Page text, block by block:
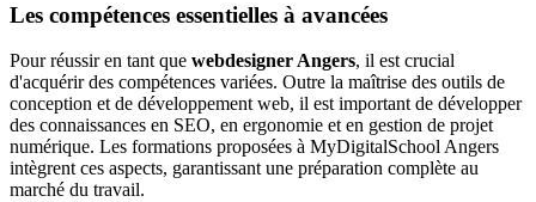
Les compétences essentielles à avancées
Pour réussir en tant que webdesigner Angers, il est crucial
d'acquérir des compétences variées. Outre la maîtrise des outils de
conception et de développement web, il est important de développer
des connaissances en SEO, en ergonomie et en gestion de projet
numérique. Les formations proposées à MyDigitalSchool Angers
intègrent ces aspects, garantissant une préparation complète au
marché du travail.